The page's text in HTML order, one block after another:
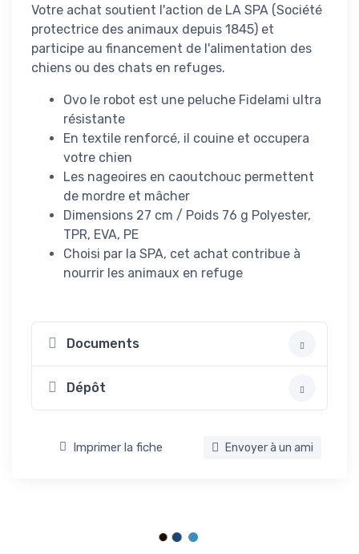
Votre achat soutient l'action de LA SPA (Société
protectrice des animaux depuis 1845) et
participe au financement de l'alimentation des
chiens ou des chats en refuges.
Ovo le robot est une peluche Fidelami ultra
résistante
En textile renforcé, il couine et occupera
votre chien
Les nageoires en caoutchouc permettent
de mordre et mâcher
Dimensions 27 cm / Poids 76 g Polyester,
TPR, EVA, PE
Choisi par la SPA, cet achat contribue à
nourrir les animaux en refuge
Documents
Dépôt
Imprimer la fiche Envoyer à un ami